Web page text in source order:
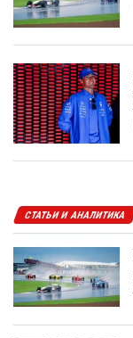
СТАТЬИ И АНАЛИТИКА